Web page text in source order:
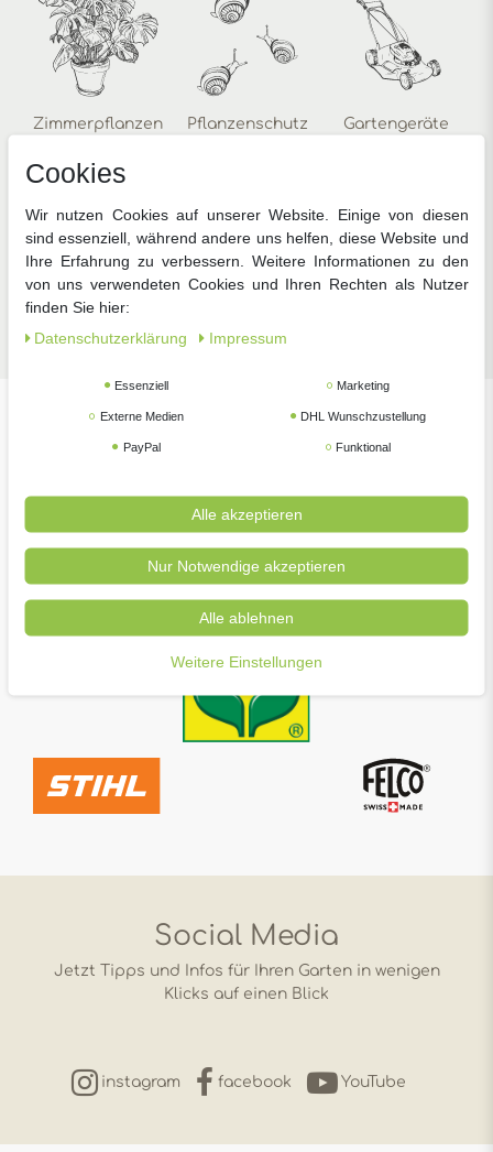
Zimmerpflanzen Pflanzenschutz Gartengeräte
Zubehör
Unsere beliebtesten Marken
Social Media
Jetzt Tipps und Infos für Ihren Garten in wenigen
Klicks auf einen Blick
instagram facebook YouTube
Cookies
Wir nutzen Cookies auf unserer Website. Einige von diesen
sind essenziell, während andere uns helfen, diese Website und
Ihre Erfahrung zu verbessern. Weitere Informationen zu den
von uns verwendeten Cookies und Ihren Rechten als Nutzer
finden Sie hier:
Daten­schutz­erklärung
Impressum
Essenziell Marketing
Externe Medien DHL Wunschzustellung
PayPal Funktional
Alle akzeptieren
Nur Notwendige akzeptieren
Alle ablehnen
Weitere Einstellungen